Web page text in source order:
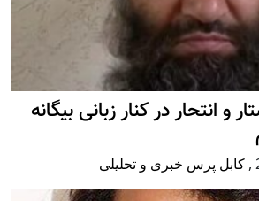
و انتحار در کنار زبانی بیگانه
, کابل پرس خبری و تحلیلی